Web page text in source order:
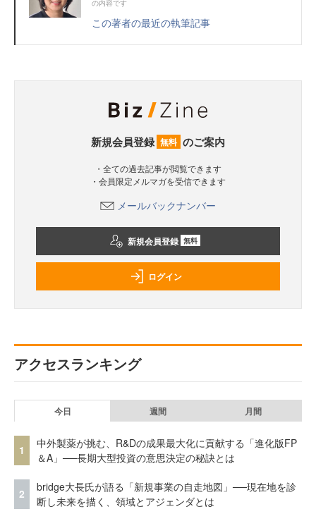
の内容です
この著者の最近の執筆記事
新規会員登録 無料 のご案内
・全ての過去記事が閲覧できます
・会員限定メルマガを受信できます
メールバックナンバー
新規会員登録 無料
ログイン
アクセスランキング
今日 週間 月間
1
中外製薬が挑む、R&Dの成果最大化に貢献する「進化版FP
＆A」──長期大型投資の意思決定の秘訣とは
2
bridge大長氏が語る「新規事業の自走地図」──現在地を診
断し未来を描く、領域とアジェンダとは